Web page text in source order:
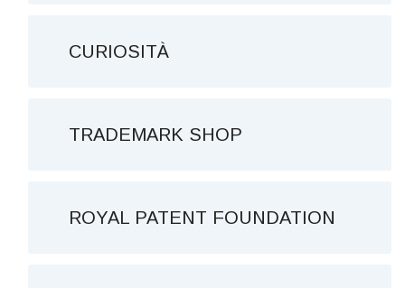
CURIOSITÀ
TRADEMARK SHOP
ROYAL PATENT FOUNDATION